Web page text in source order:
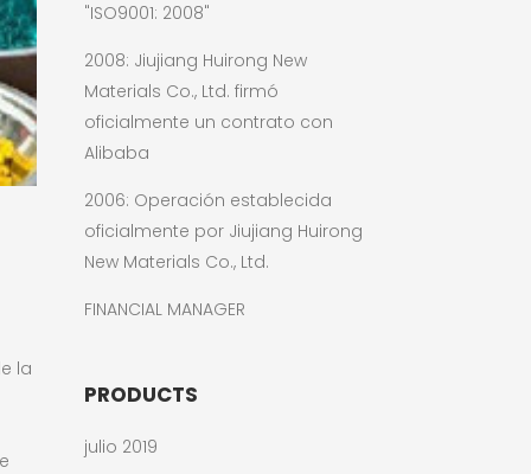
la
"ISO9001: 2008"
2008: Jiujiang Huirong New
Materials Co., Ltd. firmó
oficialmente un contrato con
Alibaba
2006: Operación establecida
oficialmente por Jiujiang Huirong
New Materials Co., Ltd.
FINANCIAL MANAGER
PRODUCTS
julio 2019